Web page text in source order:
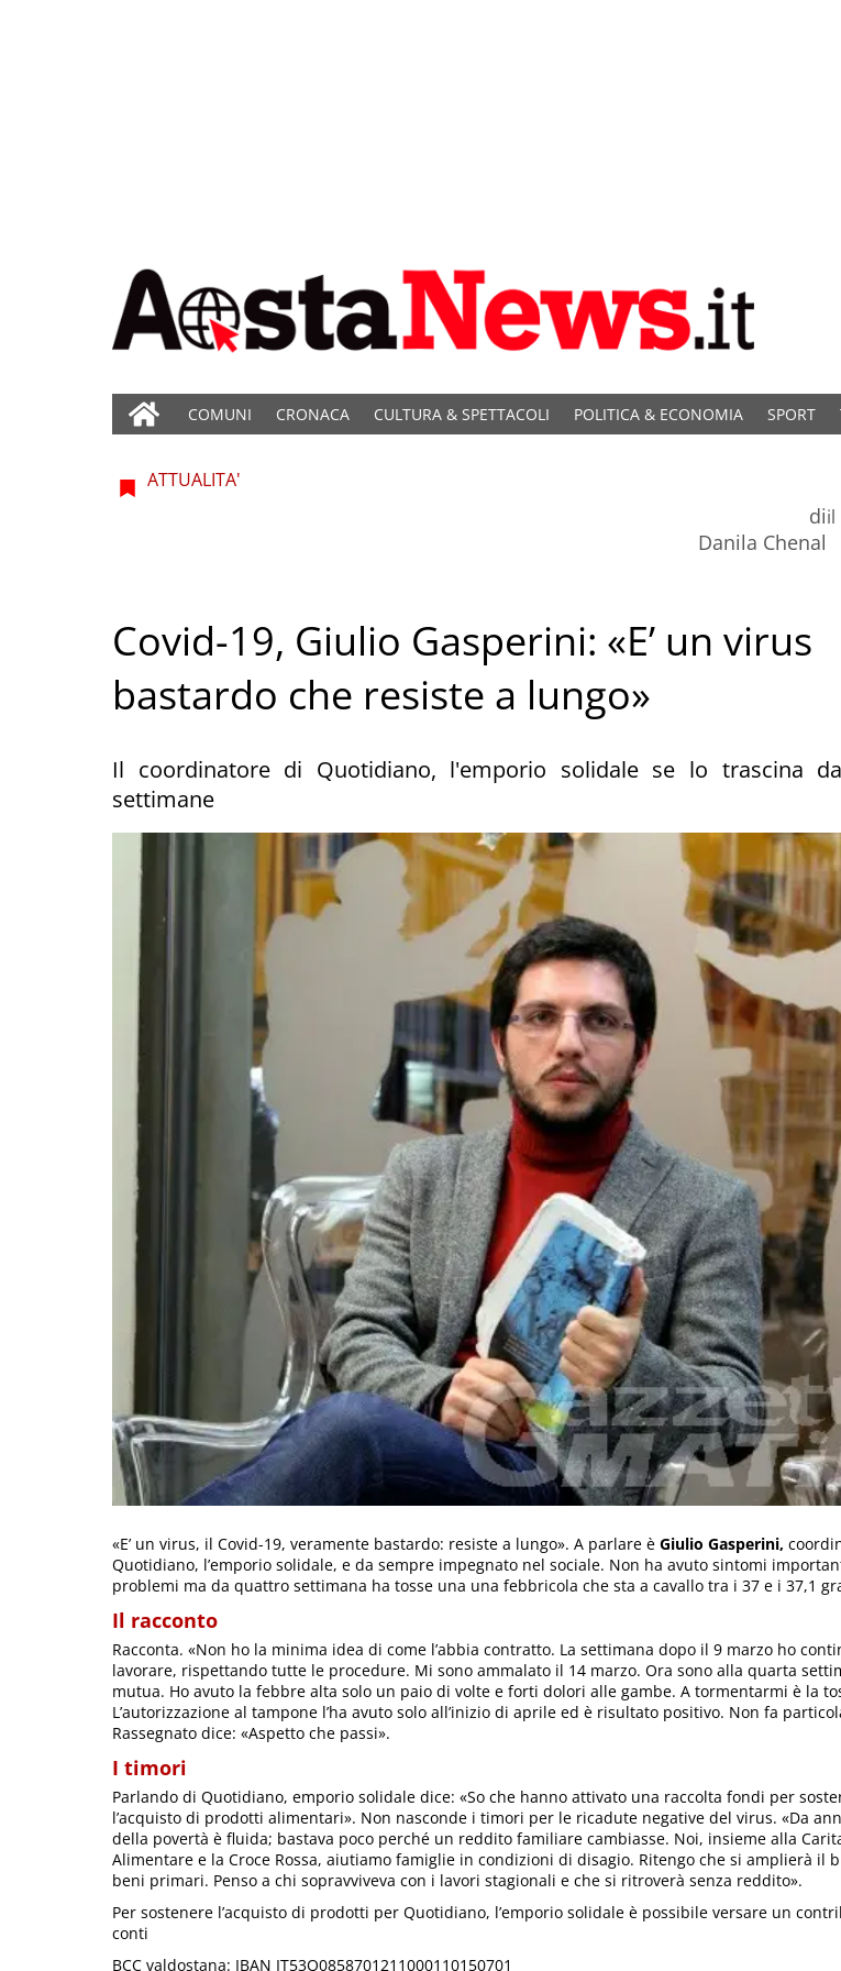
COMUNI CRONACA CULTURA & SPETTACOLI POLITICA & ECONOMIA SPORT
ATTUALITA'
di
Danila Chenal
il
Covid-19, Giulio Gasperini: «E’ un virus
bastardo che resiste a lungo»
Il coordinatore di Quotidiano, l'emporio solidale se lo trascina
settimane
«E’ un virus, il Covid-19, veramente bastardo: resiste a lungo». A parlare è Giulio Gasperini,
Quotidiano, l’emporio solidale, e da sempre impegnato nel sociale. Non ha avuto sintomi
problemi ma da quattro settimana ha tosse una una febbricola che sta a cavallo tra i 37 e i 37,1
Il racconto
Racconta. «Non ho la minima idea di come l’abbia contratto. La settimana dopo il 9 marzo ho
lavorare, rispettando tutte le procedure. Mi sono ammalato il 14 marzo. Ora sono alla quarta
mutua. Ho avuto la febbre alta solo un paio di volte e forti dolori alle gambe. A tormentarmi è la
L’autorizzazione al tampone l’ha avuto solo all’inizio di aprile ed è risultato positivo. Non fa
Rassegnato dice: «Aspetto che passi».
I timori
Parlando di Quotidiano, emporio solidale dice: «So che hanno attivato una raccolta fondi per
l’acquisto di prodotti alimentari». Non nasconde i timori per le ricadute negative del virus. «Da
della povertà è fluida; bastava poco perché un reddito familiare cambiasse. Noi, insieme alla
Alimentare e la Croce Rossa, aiutiamo famiglie in condizioni di disagio. Ritengo che si amplierà il
beni primari. Penso a chi sopravviveva con i lavori stagionali e che si ritroverà senza reddito».
Per sostenere l’acquisto di prodotti per Quotidiano, l’emporio solidale è possibile versare un
conti
BCC valdostana: IBAN IT53Q0858701211000110150701